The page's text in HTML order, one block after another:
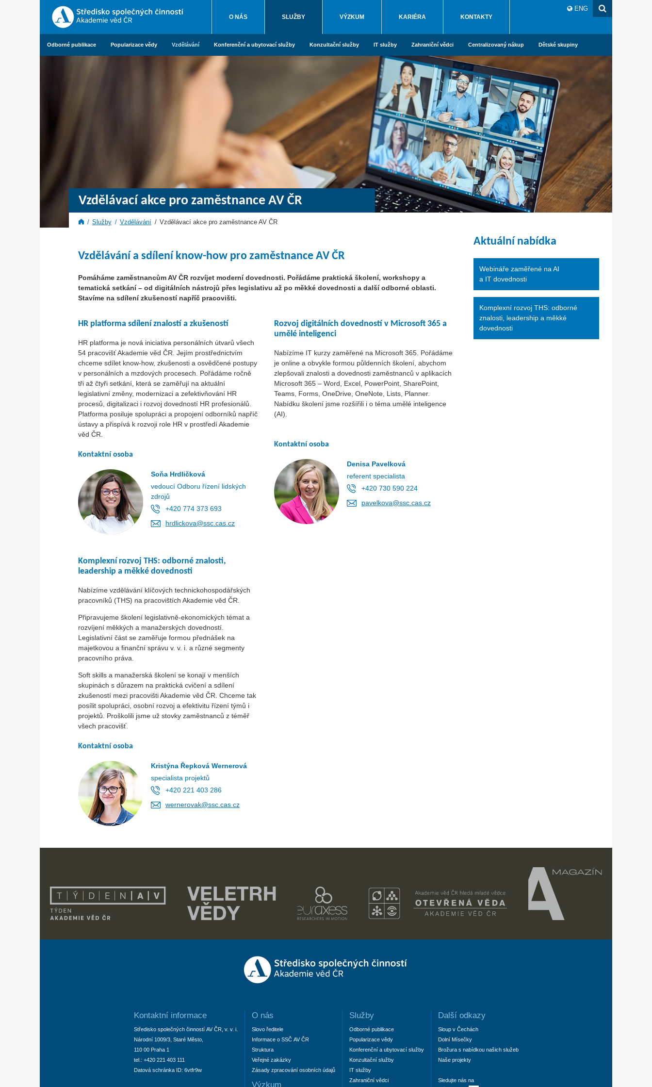
O NÁS SLUŽBY VÝZKUM KARIÉRA KONTAKTY
ENG
Odborné publikace Popularizace vědy Vzdělávání Konferenční a ubytovací služby Konzultační služby IT služby Zahraniční vědci Centralizovaný nákup Dětské skupiny
Vzdělávací akce pro zaměstnance AV ČR
Služby Vzdělávání Vzdělávací akce pro zaměstnance AV ČR
Vzdělávání a sdílení know-how pro zaměstnance AV ČR
Pomáháme zaměstnancům AV ČR rozvíjet moderní dovednosti. Pořádáme praktická školení, workshopy a
tematická setkání – od digitálních nástrojů přes legislativu až po měkké dovednosti a další odborné oblasti.
Stavíme na sdílení zkušeností napříč pracovišti.
HR platforma sdílení znalostí a zkušeností
HR platforma je nová iniciativa personálních útvarů všech
54 pracovišť Akademie věd ČR. Jejím prostřednictvím
chceme sdílet know-how, zkušenosti a osvědčené postupy
v personálních a mzdových procesech. Pořádáme ročně
tři až čtyři setkání, která se zaměřují na aktuální
legislativní změny, modernizaci a zefektivňování HR
procesů, digitalizaci i rozvoj dovedností HR profesionálů.
Platforma posiluje spolupráci a propojení odborníků napříč
ústavy a přispívá k rozvoji role HR v prostředí Akademie
věd ČR.
Kontaktní osoba
Soňa Hrdličková
vedoucí Odboru řízení lidských
zdrojů
+420 774 373 693
hrdlickova@ssc.cas.cz
Rozvoj digitálních dovedností v Microsoft 365 a
umělé inteligenci
Nabízíme IT kurzy zaměřené na Microsoft 365. Pořádáme
je online a obvykle formou půldenních školení, abychom
zlepšovali znalosti a dovednosti zaměstnanců v aplikacích
Microsoft 365 – Word, Excel, PowerPoint, SharePoint,
Teams, Forms, OneDrive, OneNote, Lists, Planner.
Nabídku školení jsme rozšířili i o téma umělé inteligence
(AI).
Kontaktní osoba
Denisa Pavelková
referent specialista
+420 730 590 224
pavelkova@ssc.cas.cz
Komplexní rozvoj THS: odborné znalosti,
leadership a měkké dovednosti
Nabízíme vzdělávání klíčových technickohospodářských
pracovníků (THS) na pracovištích Akademie věd ČR.
Připravujeme školení legislativně-ekonomických témat a
rozvíjení měkkých a manažerských dovedností.
Legislativní část se zaměřuje formou přednášek na
majetkovou a finanční správu v. v. i. a různé segmenty
pracovního práva.
Soft skills a manažerská školení se konají v menších
skupinách s důrazem na praktická cvičení a sdílení
zkušeností mezi pracovišti Akademie věd ČR. Chceme tak
posílit spolupráci, osobní rozvoj a efektivitu řízení týmů i
projektů. Proškolili jsme už stovky zaměstnanců z téměř
všech pracovišť.
Kontaktní osoba
Kristýna Řepková Wernerová
specialista projektů
+420 221 403 286
wernerovak@ssc.cas.cz
Aktuální nabídka
Webináře zaměřené na AI
a IT dovednosti
Komplexní rozvoj THS: odborné
znalosti, leadership a měkké
dovednosti
Kontaktní informace
Středisko společných činností AV ČR, v. v. i.
Národní 1009/3, Staré Město,
110 00 Praha 1
tel.: +420 221 403 111
Datová schránka ID: 6vtfr9w
O nás
Slovo ředitele
Informace o SSČ AV ČR
Struktura
Veřejné zakázky
Zásady zpracování osobních údajů
Výzkum
Služby
Odborné publikace
Popularizace vědy
Konferenční a ubytovací služby
Konzultační služby
IT služby
Zahraniční vědci
Další odkazy
Sloup v Čechách
Dolní Mísečky
Brožura s nabídkou našich služeb
Naše projekty
Sledujte nás na